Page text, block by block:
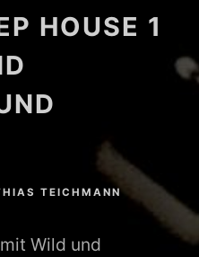
HOUSE 1
TEICHMANN
Wild und